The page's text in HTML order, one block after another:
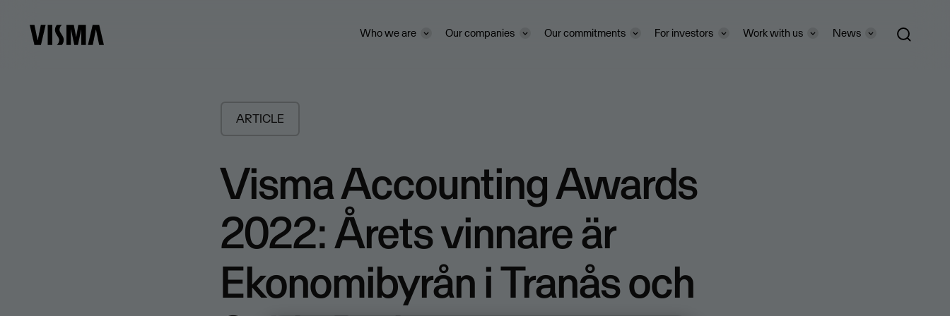
Who we are Our companies Our commitments For investors Work with us News
ARTICLE
Visma Accounting Awards
2022: Årets vinnare är
Ekonomibyrån i Tranås och